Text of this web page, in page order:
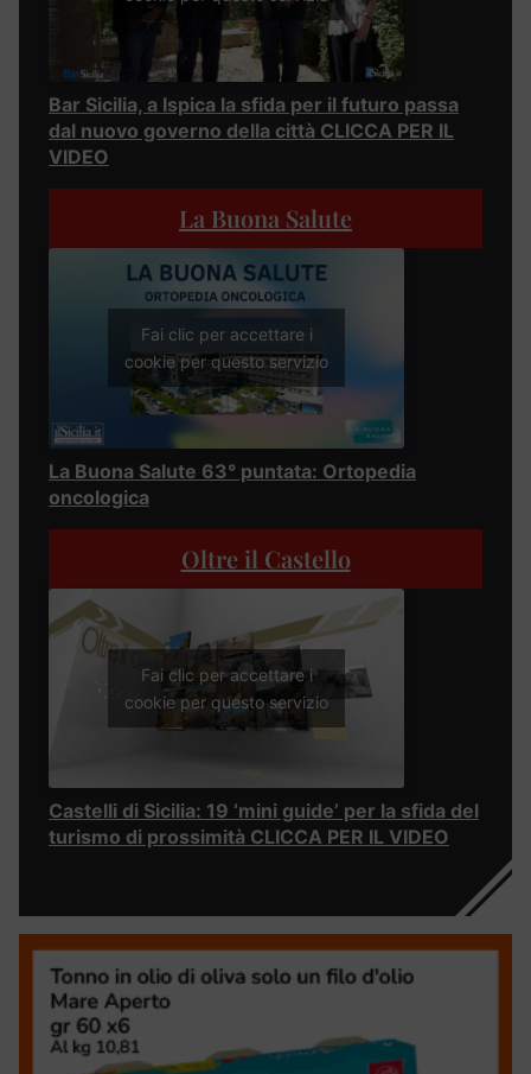
Bar Sicilia, a Ispica la sfida per il futuro passa
dal nuovo governo della città CLICCA PER IL
VIDEO
La Buona Salute
Fai clic per accettare i
cookie per questo servizio
La Buona Salute 63° puntata: Ortopedia
oncologica
Oltre il Castello
Fai clic per accettare i
cookie per questo servizio
Castelli di Sicilia: 19 ‘mini guide’ per la sfida del
turismo di prossimità CLICCA PER IL VIDEO